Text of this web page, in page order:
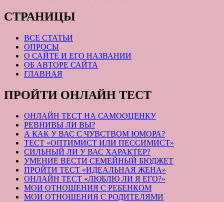
СТРАНИЦЫ
ВСЕ СТАТЬИ
ОПРОСЫ
О САЙТЕ И ЕГО НАЗВАНИИ
ОБ АВТОРЕ САЙТА
ГЛАВНАЯ
ПРОЙТИ ОНЛАЙН ТЕСТ
ОНЛАЙН ТЕСТ НА САМООЦЕНКУ
РЕВНИВЫ ЛИ ВЫ?
А КАК У ВАС С ЧУВСТВОМ ЮМОРА?
ТЕСТ «ОПТИМИСТ ИЛИ ПЕССИМИСТ»
СИЛЬНЫЙ ЛИ У ВАС ХАРАКТЕР?
УМЕНИЕ ВЕСТИ СЕМЕЙНЫЙ БЮДЖЕТ
ПРОЙТИ ТЕСТ «ИДЕАЛЬНАЯ ЖЕНА»
ОНЛАЙН ТЕСТ «ЛЮБЛЮ ЛИ Я ЕГО?»
МОИ ОТНОШЕНИЯ С РЕБЕНКОМ
МОИ ОТНОШЕНИЯ С РОДИТЕЛЯМИ